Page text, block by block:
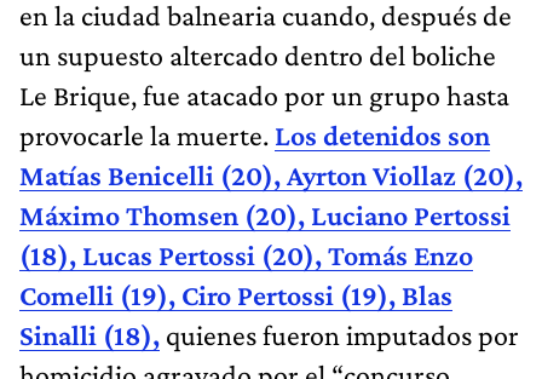
en la ciudad balnearia cuando, después de
un supuesto altercado dentro del boliche
Le Brique, fue atacado por un grupo hasta
provocarle la muerte. Los detenidos son
Matías Benicelli (20), Ayrton Viollaz (20),
Máximo Thomsen (20), Luciano Pertossi
(18), Lucas Pertossi (20), Tomás Enzo
Comelli (19), Ciro Pertossi (19), Blas
Sinalli (18), quienes fueron imputados por